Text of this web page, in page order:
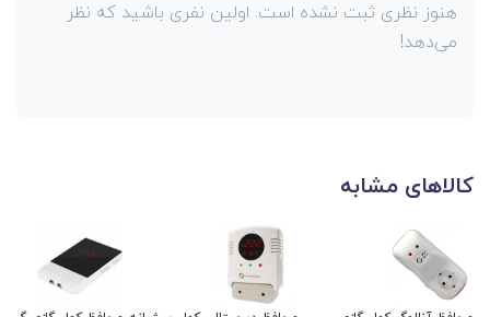
هنوز نظری ثبت نشده است. اولین نفری باشید که نظر
می‌دهد!
کالاهای مشابه